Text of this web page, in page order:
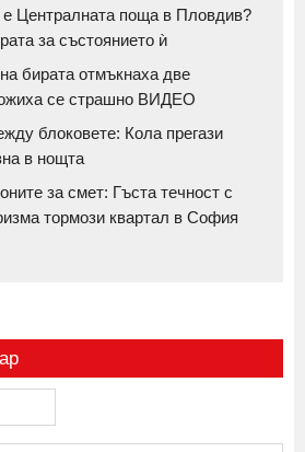
Централната поща в Пловдив?
за състоянието ѝ
бирата отмъкнаха две
се страшно ВИДЕО
блоковете: Кола прегази
в нощта
за смет: Гъста течност с
тормози квартал в София